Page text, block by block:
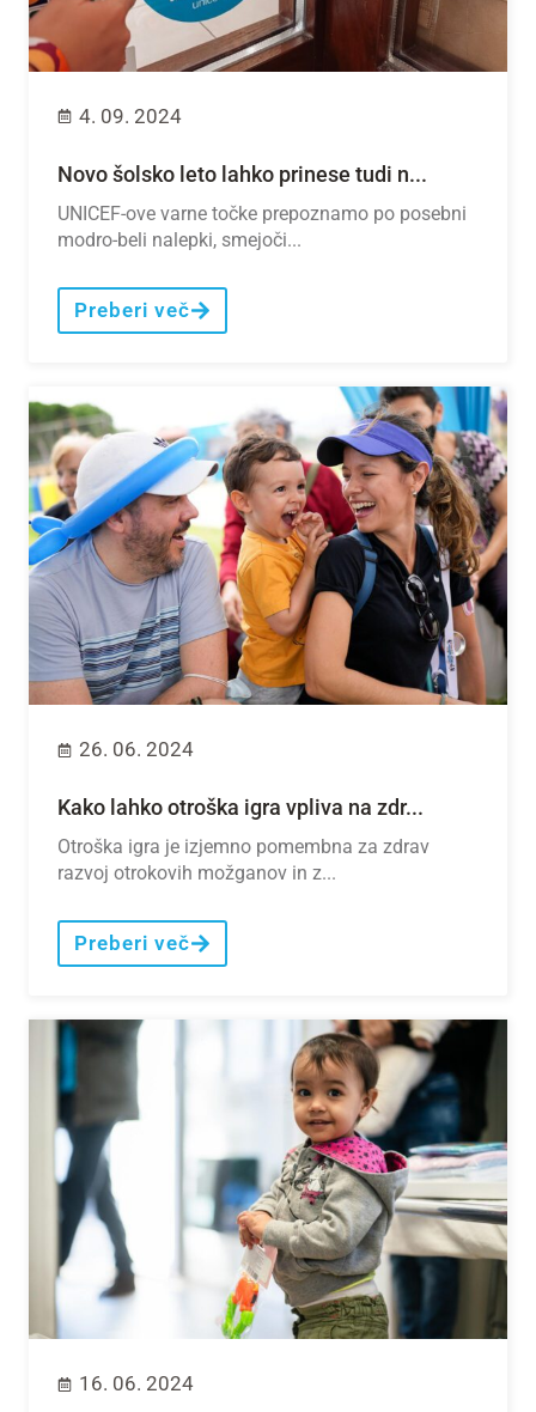
4. 09. 2024
Novo šolsko leto lahko prinese tudi n...
UNICEF-ove varne točke prepoznamo po posebni
modro-beli nalepki, smejoči...
Preberi več
26. 06. 2024
Kako lahko otroška igra vpliva na zdr...
Otroška igra je izjemno pomembna za zdrav
razvoj otrokovih možganov in z...
Preberi več
16. 06. 2024